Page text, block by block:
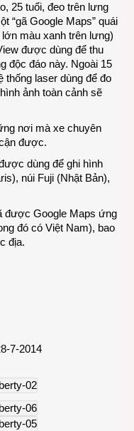
25 tuổi, đeo trên lưng
“gã Google Maps” quái
màu xanh trên lưng)
được dùng để thu
độc đáo này. Ngoài 15
thống laser dùng để đo
ảnh toàn cảnh sẽ
nơi mà xe chuyên
được.
dùng để ghi hình
núi Fuji (Nhật Bản),
được Google Maps ứng
đó có Việt Nam), bao
địa.
7-2014